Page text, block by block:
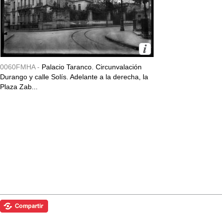
0060FMHA - Palacio Taranco. Circunvalación
Durango y calle Solís. Adelante a la derecha, la
Plaza Zab...